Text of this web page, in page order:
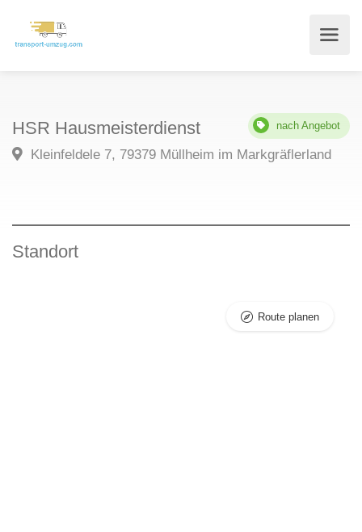
HSR Hausmeisterdienst nach Angebot
Kleinfeldele 7, 79379 Müllheim im Markgräflerland
Standort
Route planen